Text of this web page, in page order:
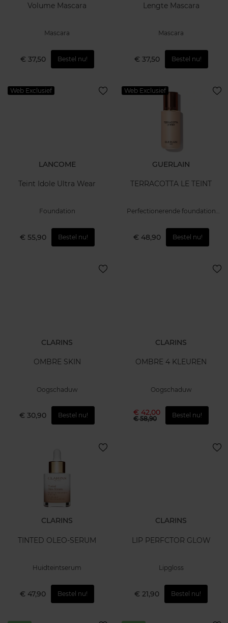
Volume Mascara
Mascara
€ 37,50 Bestel nu!
Lengte Mascara
Mascara
€ 37,50 Bestel nu!
Web Exclusief
LANCOME
Teint Idole Ultra Wear
Foundation
€ 55,90 Bestel nu!
Web Exclusief
GUERLAIN
TERRACOTTA LE TEINT
Perfectionerende foundation
€ 48,90 Bestel nu!
CLARINS
OMBRE SKIN
Oogschaduw
€ 30,90 Bestel nu!
CLARINS
OMBRE 4 KLEUREN
Oogschaduw
€ 42,00
€ 58,90 Bestel nu!
CLARINS
TINTED OLEO-SERUM
Huidteintserum
€ 47,90 Bestel nu!
CLARINS
LIP PERFCTOR GLOW
Lipgloss
€ 21,90 Bestel nu!